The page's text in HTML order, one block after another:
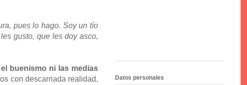
pues lo hago. Soy un tío
gusto, que les doy asco,
buenismo ni las medias
con descarnada realidad,
Datos personales